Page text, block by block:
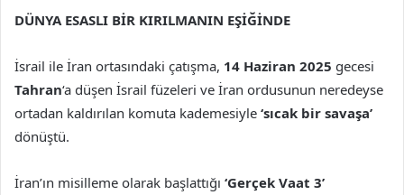
DÜNYA ESASLI BİR KIRILMANIN EŞİĞİNDE
İsrail ile İran ortasındaki çatışma, 14 Haziran 2025 gecesi
Tahran‘a düşen İsrail füzeleri ve İran ordusunun neredeyse
ortadan kaldırılan komuta kademesiyle ‘sıcak bir savaşa’
dönüştü.
İran’ın misilleme olarak başlattığı ‘Gerçek Vaat 3’